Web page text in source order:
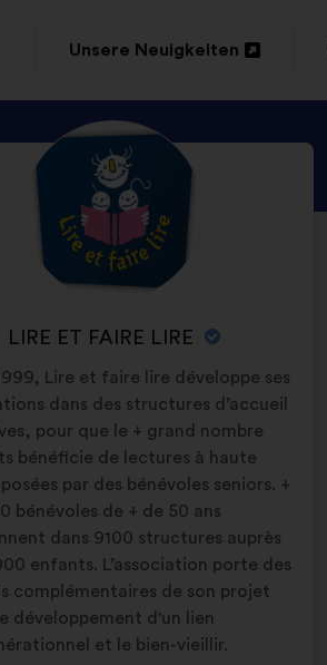
Unsere Neuigkeiten
einem
neuen
Reiter
öffnen
ENTDECKE
DAS
PROFIL
VON
LIRE
FAIRE
LIRE
NAME
DER
ORGANISATION:
LIRE ET FAIRE LIRE
Kurzbiografie:
Lire et faire lire développe ses
dans des structures d’accueil
pour que le + grand nombre
bénéficie de lectures à haute
par des bénévoles seniors. +
bénévoles de + de 50 ans
dans 9100 structures auprès
enfants. L’association porte des
complémentaires de son projet
développement d'un lien
et le bien-vieillir.